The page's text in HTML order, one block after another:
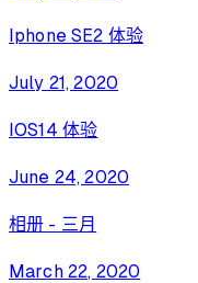
Iphone SE2 体验
July 21, 2020
IOS14 体验
June 24, 2020
相册 - 三月
March 22, 2020